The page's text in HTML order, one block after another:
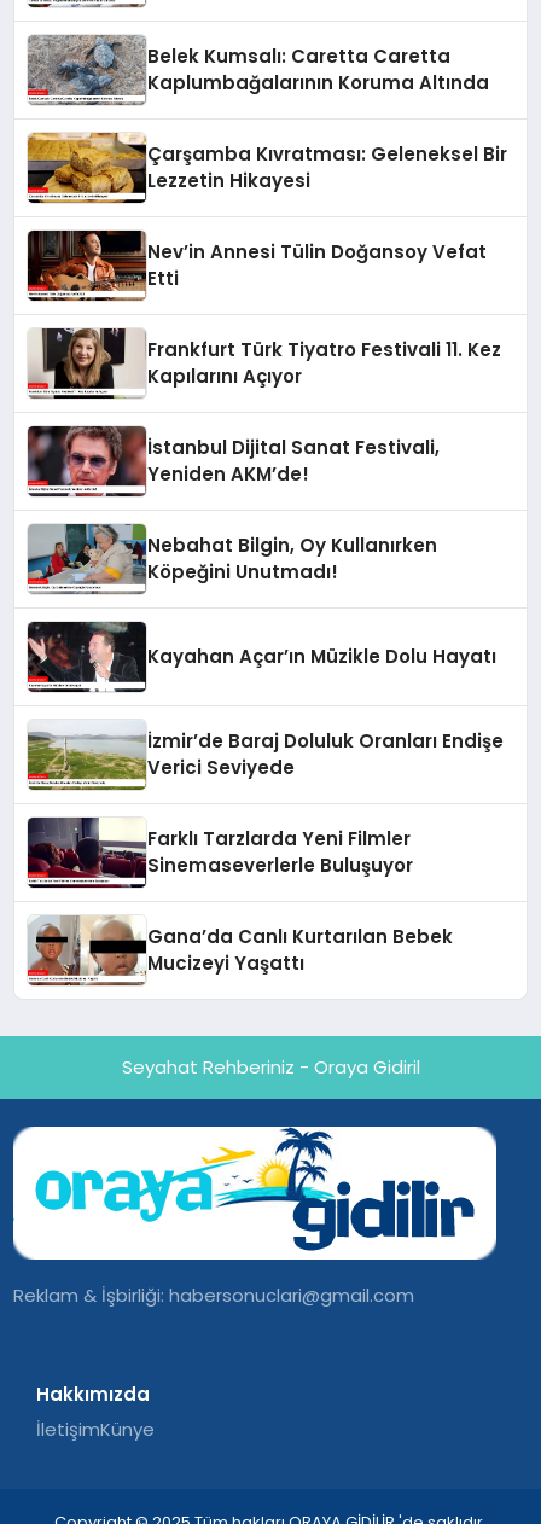
Belek Kumsalı: Caretta Caretta
Kaplumbağalarının Koruma Altında
Çarşamba Kıvratması: Geleneksel Bir
Lezzetin Hikayesi
Nev’in Annesi Tülin Doğansoy Vefat
Etti
Frankfurt Türk Tiyatro Festivali 11. Kez
Kapılarını Açıyor
İstanbul Dijital Sanat Festivali,
Yeniden AKM’de!
Nebahat Bilgin, Oy Kullanırken
Köpeğini Unutmadı!
Kayahan Açar’ın Müzikle Dolu Hayatı
İzmir’de Baraj Doluluk Oranları Endişe
Verici Seviyede
Farklı Tarzlarda Yeni Filmler
Sinemaseverlerle Buluşuyor
Gana’da Canlı Kurtarılan Bebek
Mucizeyi Yaşattı
Seyahat Rehberiniz - Oraya Gidiril
Reklam & İşbirliği:habersonuclari@gmail.com
Hakkımızda
İletişimKünye